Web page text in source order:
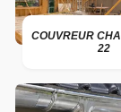
COUVREUR
22